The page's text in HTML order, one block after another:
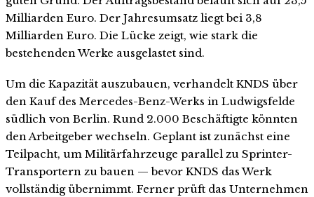
Milliarden Euro. Der Jahresumsatz liegt bei 3,8
Milliarden Euro. Die Lücke zeigt, wie stark die
bestehenden Werke ausgelastet sind.
Um die Kapazität auszubauen, verhandelt KNDS über
den Kauf des Mercedes-Benz-Werks in Ludwigsfelde
südlich von Berlin. Rund 2.000 Beschäftigte könnten
den Arbeitgeber wechseln. Geplant ist zunächst eine
Teilpacht, um Militärfahrzeuge parallel zu Sprinter-
Transportern zu bauen — bevor KNDS das Werk
vollständig übernimmt. Ferner prüft das Unternehmen